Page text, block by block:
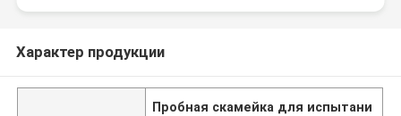
Характер продукции
Пробная скамейка для испытани